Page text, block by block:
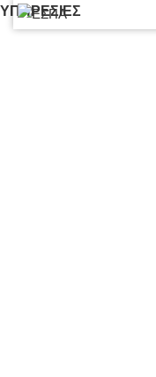
ΥΠΗΡΕΣΙΕΣ